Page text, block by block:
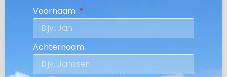
Voornaam
Achternaam